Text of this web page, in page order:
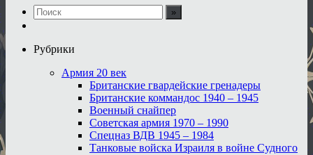
Рубрики
Армия 20 век
Британские гвардейские гренадеры
Британские коммандос 1940 – 1945
Военный снайпер
Советская армия 1970 – 1990
Спецназ ВДВ 1945 – 1984
Танковые войска Израиля в войне Судного